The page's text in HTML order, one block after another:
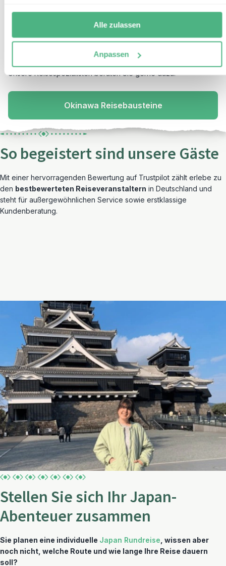
Alle zulassen
Anpassen
noch nicht genug von Abenteuern hat, kann bei einer
Schnorcheltourdie Unterwasserwelt oder bei eine Kajaktour
die Mangrovenwälder entdecken. Unsere Okinawa Bausteine
Unsere Reisespezialisten beraten Sie gerne dazu.
Okinawa Reisebausteine
So begeistert sind unsere Gäste
Mit einer hervorragenden Bewertung auf Trustpilot zählt erlebe zu
den bestbewerteten Reiseveranstaltern in Deutschland und
steht für außergewöhnlichen Service sowie erstklassige
Kundenberatung.
Stellen Sie sich Ihr Japan-
Abenteuer zusammen
Sie planen eine individuelle Japan Rundreise , wissen aber
noch nicht, welche Route und wie lange Ihre Reise dauern
soll?